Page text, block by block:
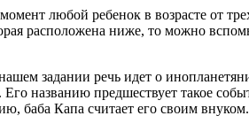
любой ребенок в возрасте от
расположена ниже, то можно
задании речь идет о
названию предшествует такое
баба Капа считает его своим